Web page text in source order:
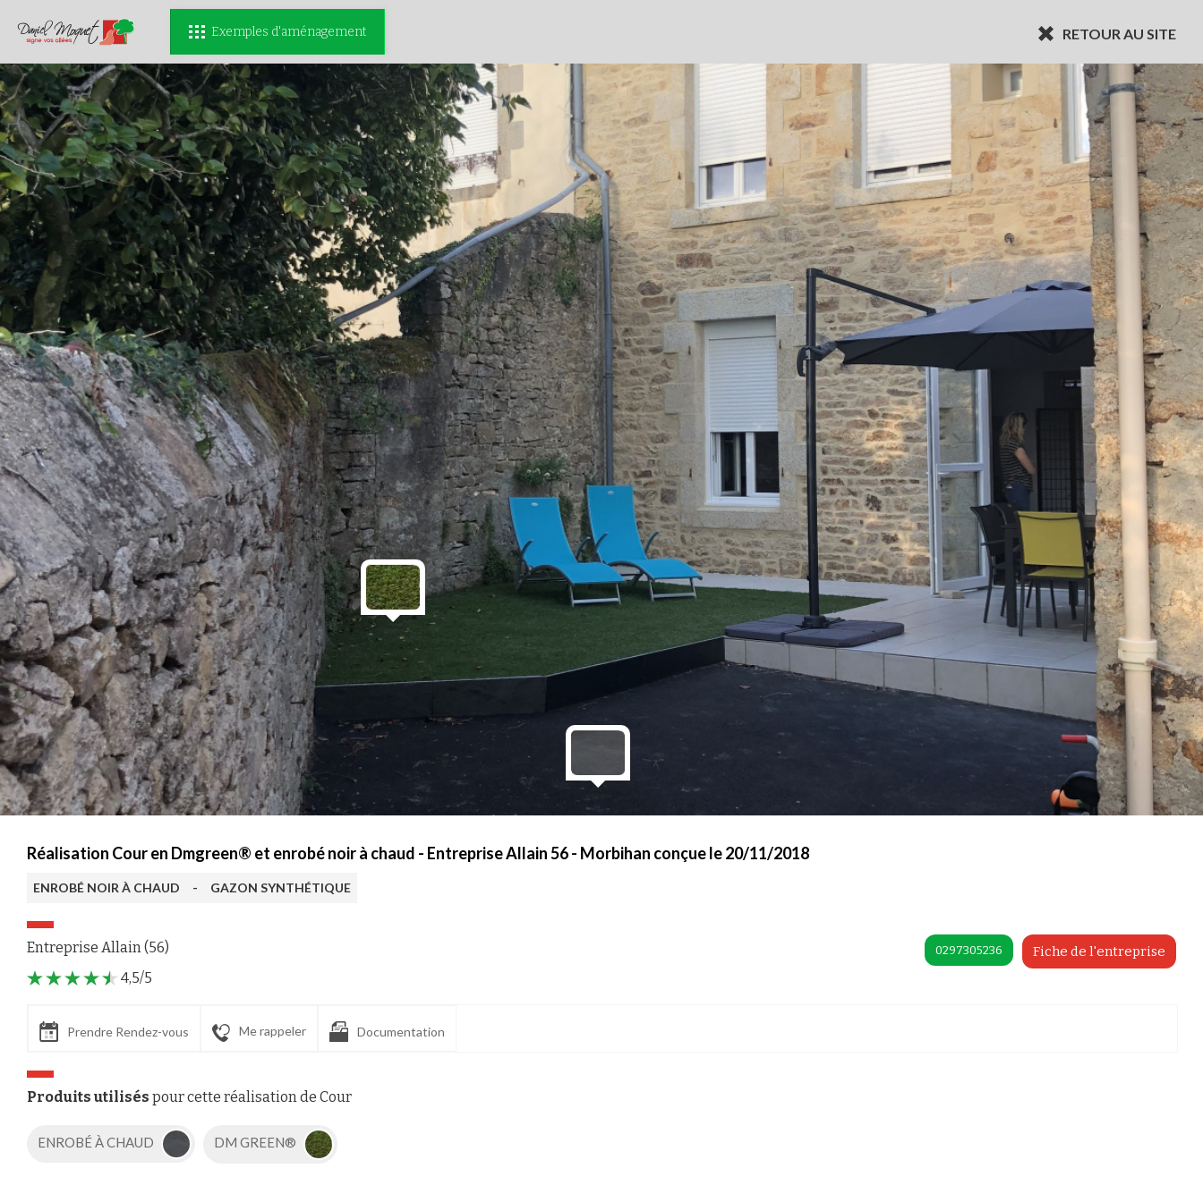
RETOUR AU SITE
Exemples d'aménagement
Réalisation Cour en Dmgreen® et enrobé noir à chaud - Entreprise Allain 56 - Morbihan conçue le 20/11/2018
ENROBÉ NOIR À CHAUD - GAZON SYNTHÉTIQUE
Entreprise Allain (56) Fiche de l'entreprise
0297305236
4,5/5
Prendre Rendez-vous Me rappeler Documentation
Produits utilisés pour cette réalisation de Cour
ENROBÉ À CHAUD DM GREEN®